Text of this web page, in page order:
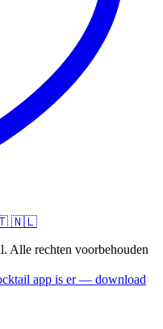
🇳🇱
Alle rechten voorbehouden
app is er — download